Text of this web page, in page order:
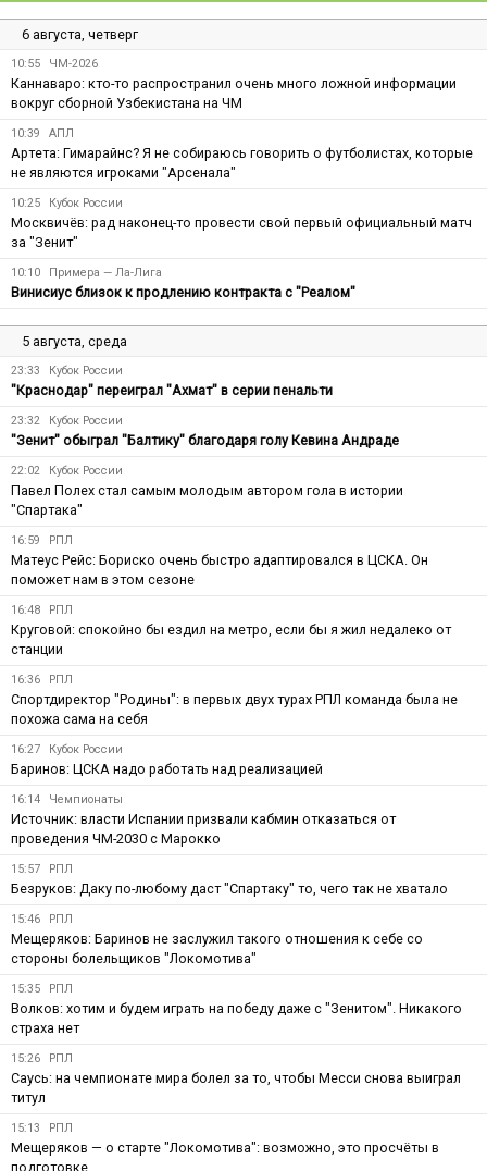
6 августа, четверг
10:55 ЧМ-2026
Каннаваро: кто-то распространил очень много ложной информации
вокруг сборной Узбекистана на ЧМ
10:39 АПЛ
Артета: Гимарайнс? Я не собираюсь говорить о футболистах, которые
не являются игроками "Арсенала"
10:25 Кубок России
Москвичёв: рад наконец-то провести свой первый официальный матч
за "Зенит"
10:10 Примера — Ла-Лига
Винисиус близок к продлению контракта с "Реалом"
5 августа, среда
23:33 Кубок России
"Краснодар" переиграл "Ахмат" в серии пенальти
23:32 Кубок России
"Зенит" обыграл "Балтику" благодаря голу Кевина Андраде
22:02 Кубок России
Павел Полех стал самым молодым автором гола в истории
"Спартака"
16:59 РПЛ
Матеус Рейс: Бориско очень быстро адаптировался в ЦСКА. Он
поможет нам в этом сезоне
16:48 РПЛ
Круговой: спокойно бы ездил на метро, если бы я жил недалеко от
станции
16:36 РПЛ
Спортдиректор "Родины": в первых двух турах РПЛ команда была не
похожа сама на себя
16:27 Кубок России
Баринов: ЦСКА надо работать над реализацией
16:14 Чемпионаты
Источник: власти Испании призвали кабмин отказаться от
проведения ЧМ-2030 с Марокко
15:57 РПЛ
Безруков: Даку по-любому даст "Спартаку" то, чего так не хватало
15:46 РПЛ
Мещеряков: Баринов не заслужил такого отношения к себе со
стороны болельщиков "Локомотива"
15:35 РПЛ
Волков: хотим и будем играть на победу даже с "Зенитом". Никакого
страха нет
15:26 РПЛ
Саусь: на чемпионате мира болел за то, чтобы Месси снова выиграл
титул
15:13 РПЛ
Мещеряков — о старте "Локомотива": возможно, это просчёты в
подготовке